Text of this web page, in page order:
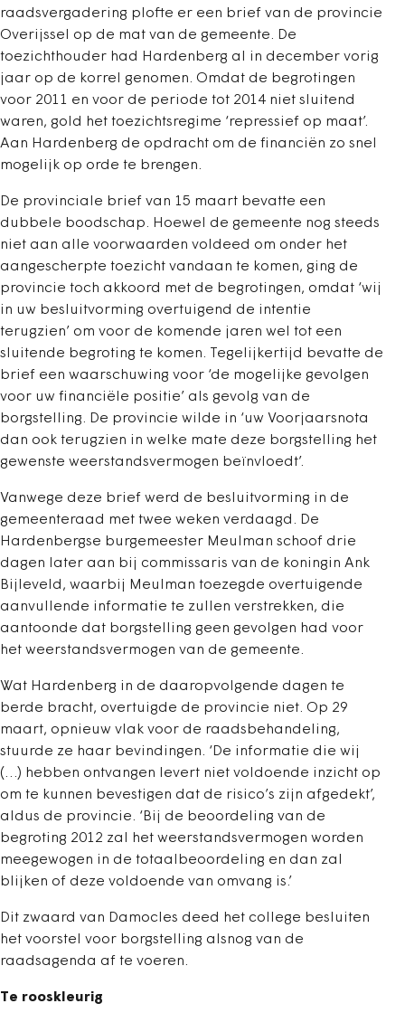
raadsvergadering plofte er een brief van de provincie
Overijssel op de mat van de gemeente. De
toezichthouder had Hardenberg al in december vorig
jaar op de korrel genomen. Omdat de begrotingen
voor 2011 en voor de periode tot 2014 niet sluitend
waren, gold het toezichtsregime ‘repressief op maat’.
Aan Hardenberg de opdracht om de financiën zo snel
mogelijk op orde te brengen.
De provinciale brief van 15 maart bevatte een
dubbele boodschap. Hoewel de gemeente nog steeds
niet aan alle voorwaarden voldeed om onder het
aangescherpte toezicht vandaan te komen, ging de
provincie toch akkoord met de begrotingen, omdat ‘wij
in uw besluitvorming overtuigend de intentie
terugzien’ om voor de komende jaren wel tot een
sluitende begroting te komen. Tegelijkertijd bevatte de
brief een waarschuwing voor ‘de mogelijke gevolgen
voor uw financiële positie’ als gevolg van de
borgstelling. De provincie wilde in ‘uw Voorjaarsnota
dan ook terugzien in welke mate deze borgstelling het
gewenste weerstandsvermogen beïnvloedt’.
Vanwege deze brief werd de besluitvorming in de
gemeenteraad met twee weken verdaagd. De
Hardenbergse burgemeester Meulman schoof drie
dagen later aan bij commissaris van de koningin Ank
Bijleveld, waarbij Meulman toezegde overtuigende
aanvullende informatie te zullen verstrekken, die
aantoonde dat borgstelling geen gevolgen had voor
het weerstandsvermogen van de gemeente.
Wat Hardenberg in de daaropvolgende dagen te
berde bracht, overtuigde de provincie niet. Op 29
maart, opnieuw vlak voor de raadsbehandeling,
stuurde ze haar bevindingen. ‘De informatie die wij
(…) hebben ontvangen levert niet voldoende inzicht op
om te kunnen bevestigen dat de risico’s zijn afgedekt’,
aldus de provincie. ‘Bij de beoordeling van de
begroting 2012 zal het weerstandsvermogen worden
meegewogen in de totaalbeoordeling en dan zal
blijken of deze voldoende van omvang is.’
Dit zwaard van Damocles deed het college besluiten
het voorstel voor borgstelling alsnog van de
raadsagenda af te voeren.
Te rooskleurig